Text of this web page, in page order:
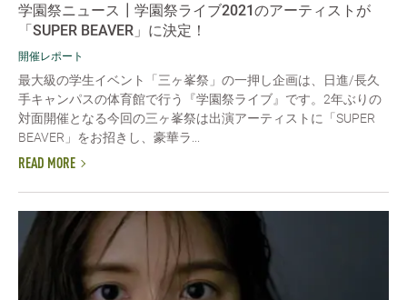
学園祭ニュース┃学園祭ライブ2021のアーティストが
「SUPER BEAVER」に決定！
開催レポート
最大級の学生イベント「三ヶ峯祭」の一押し企画は、日進/長久
手キャンパスの体育館で行う『学園祭ライブ』です。2年ぶりの
対面開催となる今回の三ヶ峯祭は出演アーティストに「SUPER
BEAVER」をお招きし、豪華ラ...
READ MORE